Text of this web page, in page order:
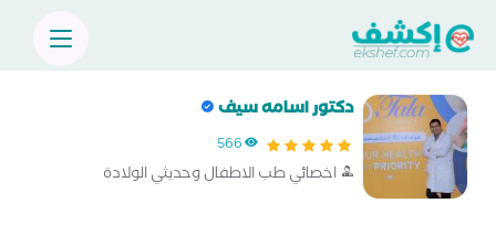
دكتور اسامه سيف
566
اخصائي طب الاطفال وحديثي الولادة